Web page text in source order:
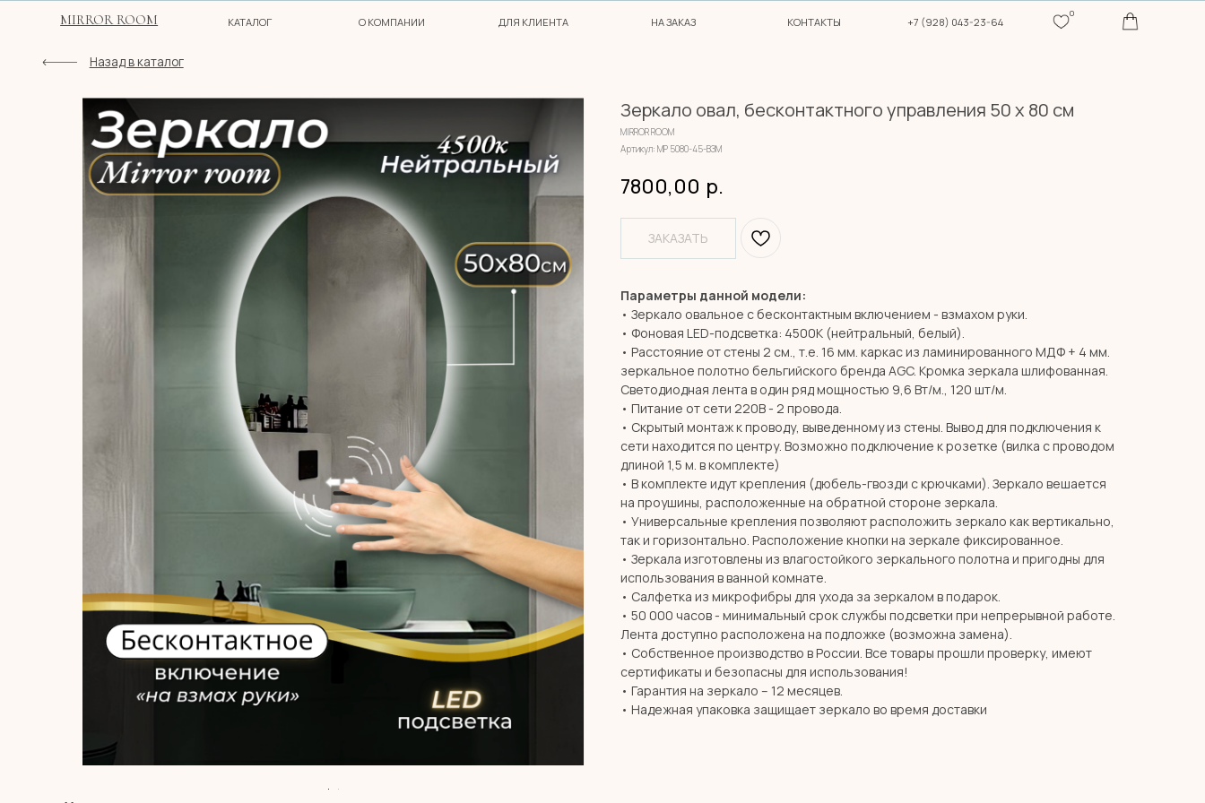
MIRROR ROOM КАТАЛОГ О КОМПАНИИ ДЛЯ КЛИЕНТА +7 (928) 043-23-64
Назад в каталог
Зеркало овал, бесконтактного управления 50 х 80 см
MIRROR ROOM
Артикул: МР 5080-45-ВЗМ
7800,00 р.
ЗАКАЗАТЬ
Параметры данной модели:
• Зеркало овальное с бесконтактным включением - взмахом руки.
• Фоновая LED-подсветка: 4500К (нейтральный, белый).
• Расстояние от стены 2 см., т.е. 16 мм. каркас из ламинированного МДФ + 4 мм.
зеркальное полотно бельгийского бренда AGC. Кромка зеркала шлифованная.
Светодиодная лента в один ряд мощностью 9,6 Вт/м., 120 шт/м.
• Питание от сети 220В - 2 провода.
• Скрытый монтаж к проводу, выведенному из стены. Вывод для подключения к
сети находится по центру. Возможно подключение к розетке (вилка с проводом
длиной 1,5 м. в комплекте)
• В комплекте идут крепления (дюбель-гвозди с крючками). Зеркало вешается
на проушины, расположенные на обратной стороне зеркала.
• Универсальные крепления позволяют расположить зеркало как вертикально,
так и горизонтально. Расположение кнопки на зеркале фиксированное.
• Зеркала изготовлены из влагостойкого зеркального полотна и пригодны для
использования в ванной комнате.
• Салфетка из микрофибры для ухода за зеркалом в подарок.
• 50 000 часов - минимальный срок службы подсветки при непрерывной работе.
Лента доступно расположена на подложке (возможна замена).
• Собственное производство в России. Все товары прошли проверку, имеют
сертификаты и безопасны для использования!
• Гарантия на зеркало – 12 месяцев.
• Надежная упаковка защищает зеркало во время доставки